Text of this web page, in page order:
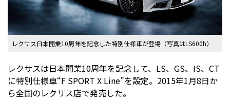
レクサス日本開業10周年を記念した特別仕様車が登場（写真はLS600h）
レクサスは日本開業10周年を記念して、LS、GS、IS、CT
に特別仕様車“F SPORT X Line”を設定。2015年1月8日か
ら全国のレクサス店で発売した。